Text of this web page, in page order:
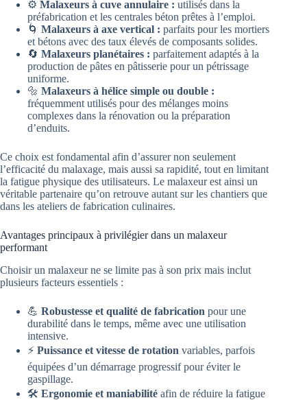
⚙️ Malaxeurs à cuve annulaire : utilisés dans la
préfabrication et les centrales béton prêtes à l’emploi.
🌀 Malaxeurs à axe vertical : parfaits pour les mortiers
et bétons avec des taux élevés de composants solides.
🔄 Malaxeurs planétaires : parfaitement adaptés à la
production de pâtes en pâtisserie pour un pétrissage
uniforme.
🔩 Malaxeurs à hélice simple ou double :
fréquemment utilisés pour des mélanges moins
complexes dans la rénovation ou la préparation
d’enduits.
Ce choix est fondamental afin d’assurer non seulement
l’efficacité du malaxage, mais aussi sa rapidité, tout en limitant
la fatigue physique des utilisateurs. Le malaxeur est ainsi un
véritable partenaire qu’on retrouve autant sur les chantiers que
dans les ateliers de fabrication culinaires.
Avantages principaux à privilégier dans un malaxeur
performant
Choisir un malaxeur ne se limite pas à son prix mais inclut
plusieurs facteurs essentiels :
💪 Robustesse et qualité de fabrication pour une
durabilité dans le temps, même avec une utilisation
intensive.
⚡ Puissance et vitesse de rotation variables, parfois
équipées d’un démarrage progressif pour éviter le
gaspillage.
🛠️ Ergonomie et maniabilité afin de réduire la fatigue